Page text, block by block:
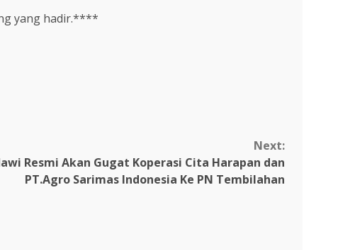
yang hadir.****
Next:
Resmi Akan Gugat Koperasi Cita Harapan dan
PT.Agro Sarimas Indonesia Ke PN Tembilahan